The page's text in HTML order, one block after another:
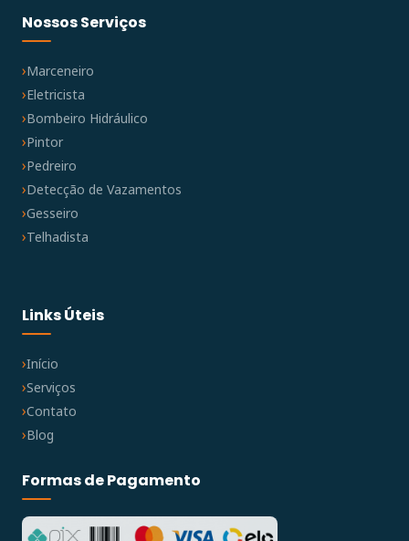
Nossos Serviços
Marceneiro
Eletricista
Bombeiro Hidráulico
Pintor
Pedreiro
Detecção de Vazamentos
Gesseiro
Telhadista
Links Úteis
Início
Serviços
Contato
Blog
Formas de Pagamento